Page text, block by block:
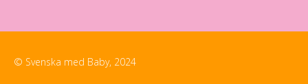
© Svenska med Baby, 2024